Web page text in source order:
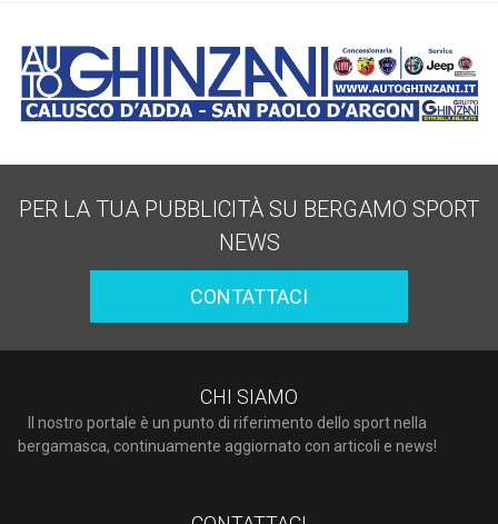
PER LA TUA PUBBLICITÀ SU BERGAMO SPORT
NEWS
CONTATTACI
CHI SIAMO
Il nostro portale è un punto di riferimento dello sport nella
bergamasca, continuamente aggiornato con articoli e news!